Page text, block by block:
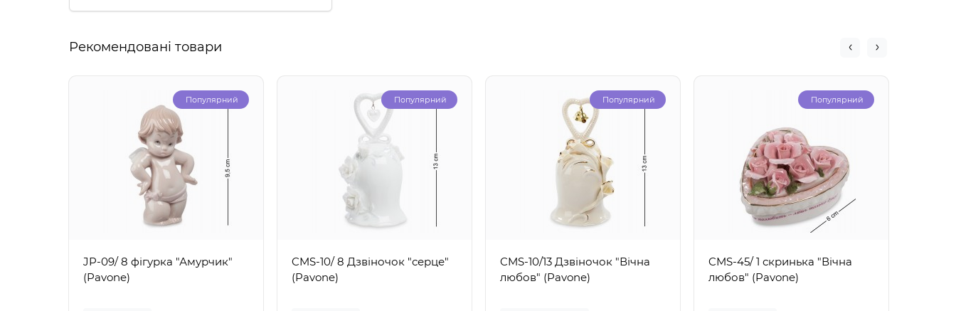
Рекомендовані товари
Популярний
JP-09/ 8 фігурка "Амурчик"
(Pavone)
Популярний
CMS-10/ 8 Дзвіночок "серце"
(Pavone)
Популярний
CMS-10/13 Дзвіночок "Вічна
любов" (Pavone)
Популярний
CMS-45/ 1 скринька "Вічна
любов" (Pavone)